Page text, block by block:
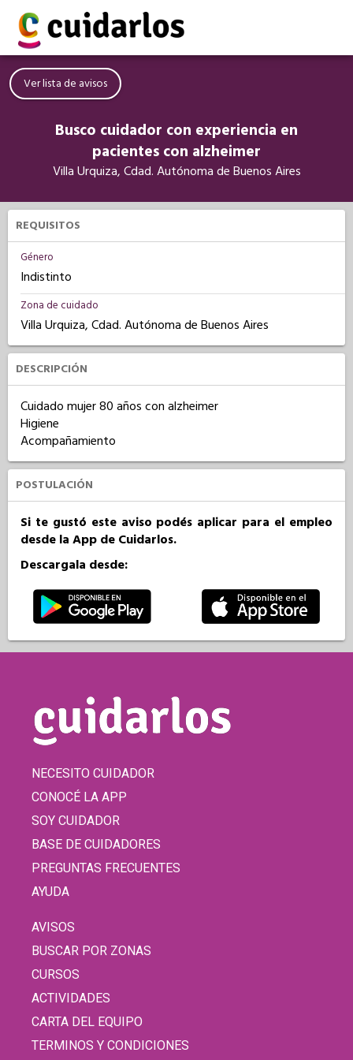
Ver lista de avisos
Busco cuidador con experiencia en
pacientes con alzheimer
Villa Urquiza, Cdad. Autónoma de Buenos Aires
REQUISITOS
Género
Indistinto
Zona de cuidado
Villa Urquiza, Cdad. Autónoma de Buenos Aires
DESCRIPCIÓN
Cuidado mujer 80 años con alzheimer
Higiene
Acompañamiento
POSTULACIÓN
Si te gustó este aviso podés aplicar para el empleo
desde la App de Cuidarlos.
Descargala desde:
NECESITO CUIDADOR
CONOCÉ LA APP
SOY CUIDADOR
BASE DE CUIDADORES
PREGUNTAS FRECUENTES
AYUDA
AVISOS
BUSCAR POR ZONAS
CURSOS
ACTIVIDADES
CARTA DEL EQUIPO
TERMINOS Y CONDICIONES